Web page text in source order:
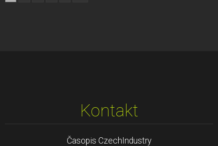
Kontakt
Časopis CzechIndustry